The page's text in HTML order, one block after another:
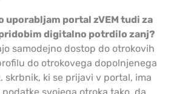
uporabljam portal zVEM tudi za
digitalno potrdilo zanj?
samodejno dostop do otrokovih
do otrokovega dopolnjenega
skrbnik, ki se prijavi v portal, ima